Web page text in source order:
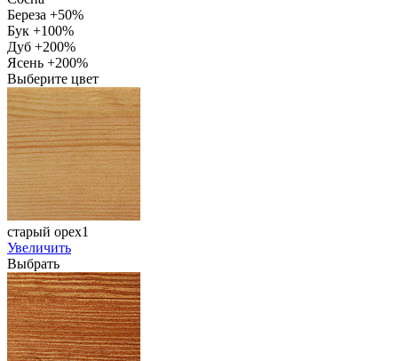
Береза +50%
Бук +100%
Дуб +200%
Ясень +200%
Выберите цвет
старый орех1
Увеличить
Выбрать